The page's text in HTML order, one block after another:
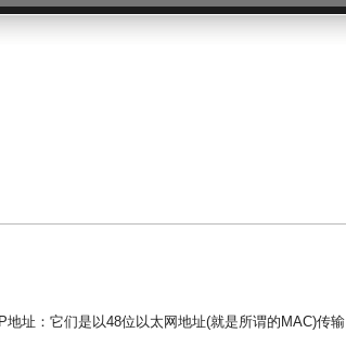
址：它们是以48位以太网地址(就是所谓的MAC)传输